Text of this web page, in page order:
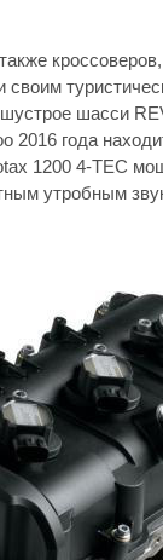
шасси
2016 года
1200 4-TEC
утробным